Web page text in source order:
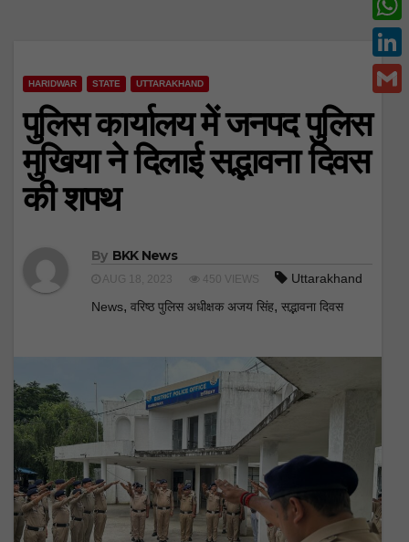
HARIDWAR STATE UTTARAKHAND
पुलिस कार्यालय में जनपद पुलिस
मुखिया ने दिलाई सद्भावना दिवस
की शपथ
By BKK News
AUG 18, 2023 450 VIEWS
Uttarakhand
News, वरिष्ठ पुलिस अधीक्षक अजय सिंह, सद्भावना दिवस
c
e
w
i
t
W
h
a
t
s
L
k